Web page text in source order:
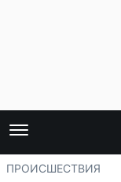
ПРОИСШЕСТВИЯ